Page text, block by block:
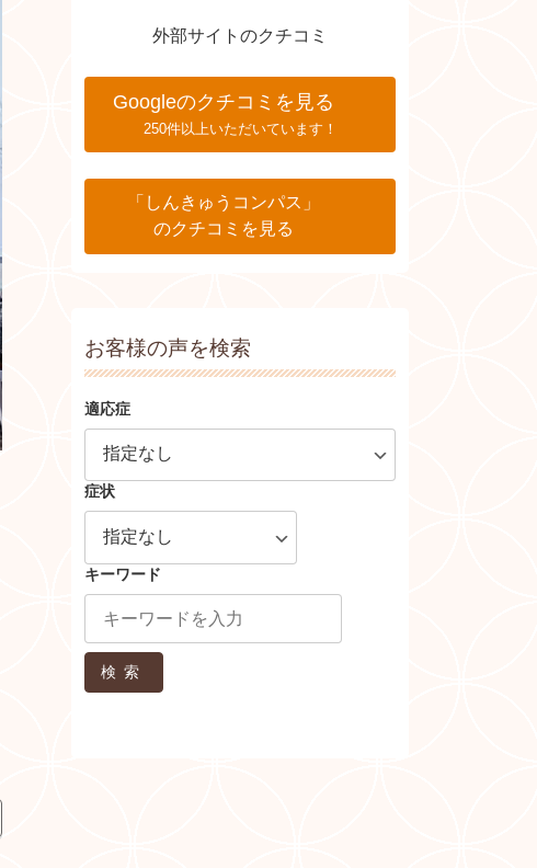
外部サイトのクチコミ
Googleのクチコミを見る
250件以上いただいています！
「しんきゅうコンパス」
のクチコミを見る
お客様の声を検索
適応症
症状
キーワード
検索